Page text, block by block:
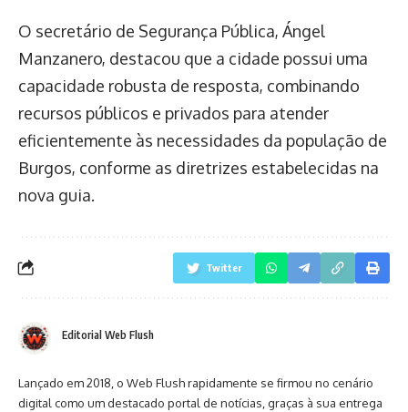
O secretário de Segurança Pública, Ángel
Manzanero, destacou que a cidade possui uma
capacidade robusta de resposta, combinando
recursos públicos e privados para atender
eficientemente às necessidades da população de
Burgos, conforme as diretrizes estabelecidas na
nova guia.
Twitter
Editorial Web Flush
Lançado em 2018, o Web Flush rapidamente se firmou no cenário
digital como um destacado portal de notícias, graças à sua entrega